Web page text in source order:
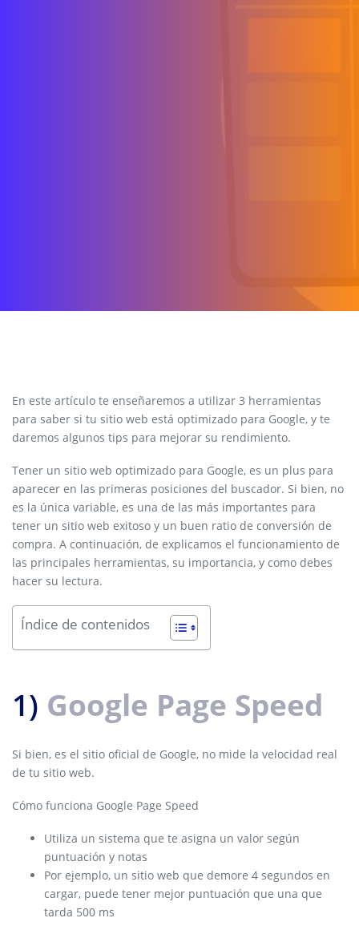
En este artículo te enseñaremos a utilizar 3 herramientas
para saber si tu sitio web está optimizado para Google, y te
daremos algunos tips para mejorar su rendimiento.
Tener un sitio web optimizado para Google, es un plus para
aparecer en las primeras posiciones del buscador. Si bien, no
es la única variable, es una de las más importantes para
tener un sitio web exitoso y un buen ratio de conversión de
compra. A continuación, de explicamos el funcionamiento de
las principales herramientas, su importancia, y como debes
hacer su lectura.
Índice de contenidos
1) Google Page Speed
Si bien, es el sitio oficial de Google, no mide la velocidad real
de tu sitio web.
Cómo funciona Google Page Speed
Utiliza un sistema que te asigna un valor según
puntuación y notas
Por ejemplo, un sitio web que demore 4 segundos en
cargar, puede tener mejor puntuación que una que
tarda 500 ms